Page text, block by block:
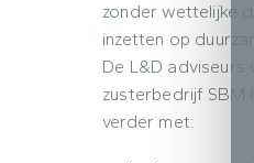
zonder wettelijke
inzetten op
De L&D adviseurs
zusterbedrijf SBM
verder met: